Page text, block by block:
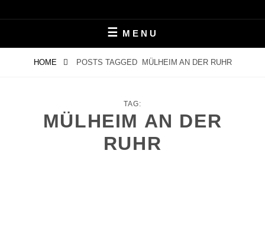
to
PERIFAIR
MENU
HOME POSTS TAGGED MÜLHEIM AN DER RUHR
TAG:
MÜLHEIM AN DER
RUHR